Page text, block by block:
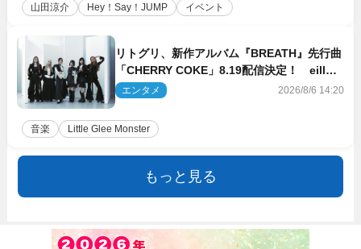
山田涼介 Hey！Say！JUMP イベント
リトグリ、新作アルバム『BREATH』先行曲
「CHERRY COKE」8.19配信決定！ eill書
き下ろしのラブソング
エンタメ 2026/8/6 14:20
音楽 Little Glee Monster
もっと見る